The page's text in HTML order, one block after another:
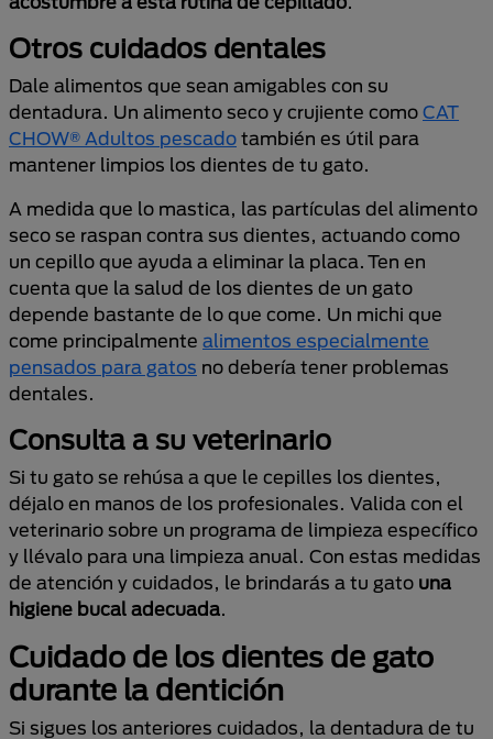
Otros cuidados dentales
Dale alimentos que sean amigables con su
dentadura. Un alimento seco y crujiente como CAT
CHOW® Adultos pescado también es útil para
mantener limpios los dientes de tu gato.
A medida que lo mastica, las partículas del alimento
seco se raspan contra sus dientes, actuando como
un cepillo que ayuda a eliminar la placa. Ten en
cuenta que la salud de los dientes de un gato
depende bastante de lo que come. Un michi que
come principalmente alimentos especialmente
pensados para gatos no debería tener problemas
dentales.
Consulta a su veterinario
Si tu gato se rehúsa a que le cepilles los dientes,
déjalo en manos de los profesionales. Valida con el
veterinario sobre un programa de limpieza específico
y llévalo para una limpieza anual. Con estas medidas
de atención y cuidados, le brindarás a tu gato una
higiene bucal adecuada.
Cuidado de los dientes de gato
durante la dentición
Si sigues los anteriores cuidados, la dentadura de tu